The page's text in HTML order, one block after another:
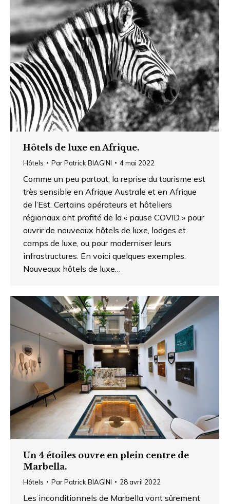
Hôtels de luxe en Afrique.
Hôtels ParPatrick BIAGINI 4 mai 2022
Comme un peu partout, la reprise du tourisme est
très sensible en Afrique Australe et en Afrique
de l’Est. Certains opérateurs et hôteliers
régionaux ont profité de la « pause COVID » pour
ouvrir de nouveaux hôtels de luxe, lodges et
camps de luxe, ou pour moderniser leurs
infrastructures. En voici quelques exemples.
Nouveaux hôtels de luxe…
Un 4 étoiles ouvre en plein centre de
Marbella.
Hôtels ParPatrick BIAGINI 28 avril 2022
Les inconditionnels de Marbella vont sûrement